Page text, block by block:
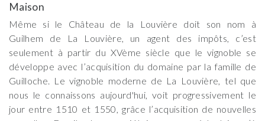
Maison
Même si le Château de la Louvière doit son nom à
Guilhem de La Louvière, un agent des impôts, c’est
seulement à partir du XVème siècle que le vignoble se
développe avec l’acquisition du domaine par la famille de
Guilloche. Le vignoble moderne de La Louvière, tel que
nous le connaissons aujourd'hui, voit progressivement le
jour entre 1510 et 1550, grâce l’acquisition de nouvelles